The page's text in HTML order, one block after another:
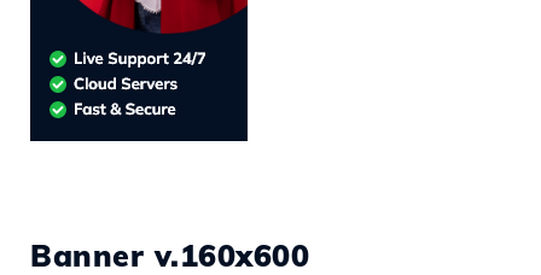
Banner v.160x600